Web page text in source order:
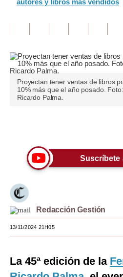
Editorial
Pregunta de hoy
Blogs
Tendencias
Moda
Estilos
Mundo
EEUU
México
autores y libros más vendidos
Proyectan tener ventas de libros
10% más que el año posado.
Ricardo Palma.
Suscríbete
Redacción Gestión
13/11/2024 21H05
La 45ª edición de la